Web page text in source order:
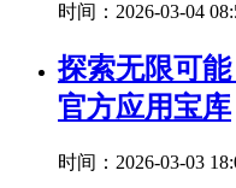
时间：2026-03-04
探索无限可
官方应用宝库
时间：2026-03-03